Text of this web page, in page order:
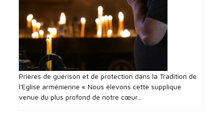
Prières de guérison et de protection dans la Tradition de
l'Eglise arménienne « Nous élevons cette supplique
venue du plus profond de notre cœur...